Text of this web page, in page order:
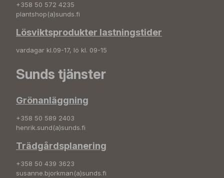
+358 50 572 4235
plantshop(a)sunds.fi
Lösviktsprodukter lastningstider
vardagar kl.09-17, lö kl. 09-15
Sunds tjänster
Grönanläggning
+358 50 589 2403
henrik.sund(a)sunds.fi
Trädgårdsplanering
+358 50 439 3623
susanne.bjorkman(a)sunds.fi